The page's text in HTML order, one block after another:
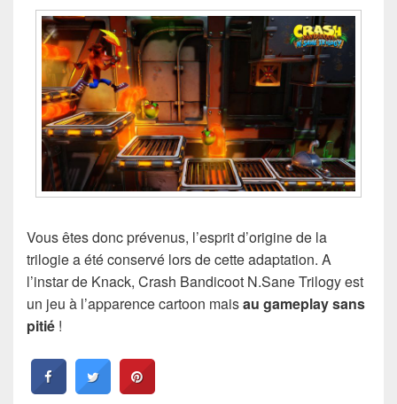
Vous êtes donc prévenus, l’esprit d’origine de la
trilogie a été conservé lors de cette adaptation. A
l’instar de Knack, Crash Bandicoot N.Sane Trilogy est
un jeu à l’apparence cartoon maisau gameplay sans
pitié !